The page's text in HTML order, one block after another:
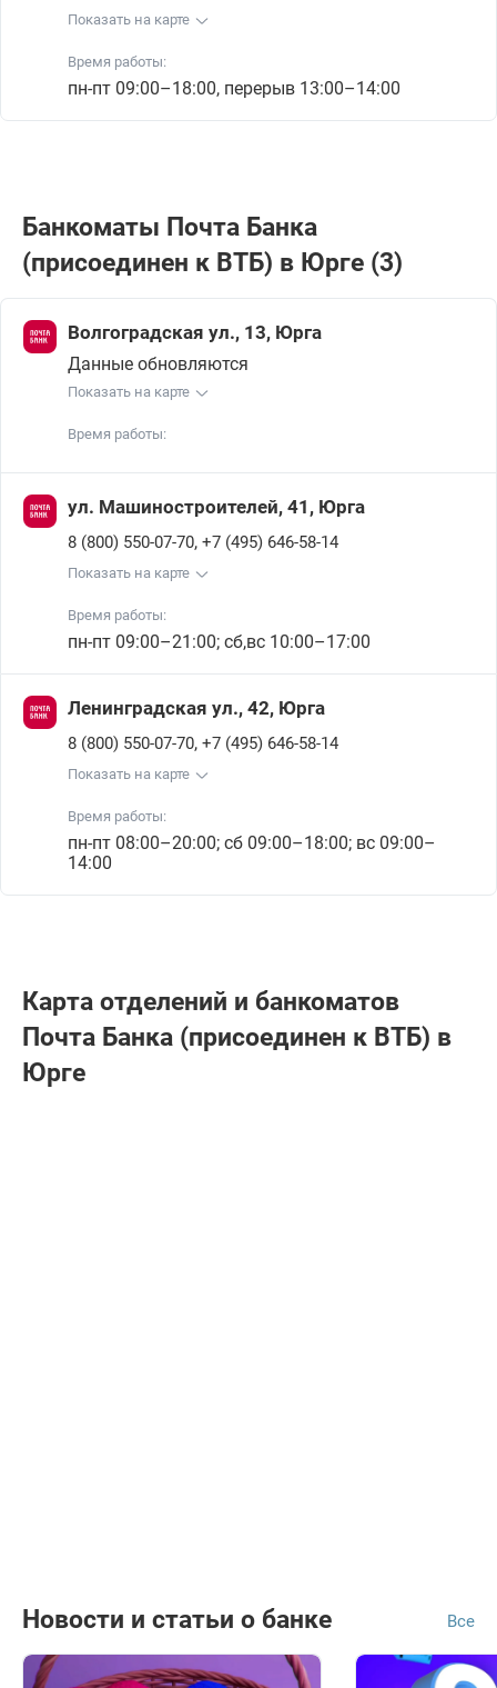
Показать на карте
Время работы:
пн-пт 09:00–18:00, перерыв 13:00–14:00
Банкоматы Почта Банкa
(присоединен к ВТБ) в Юрге (3)
Волгоградская ул., 13, Юрга
Данные обновляются
Показать на карте
Время работы:
ул. Машиностроителей, 41, Юрга
8 (800) 550-07-70, +7 (495) 646-58-14
Показать на карте
Время работы:
пн-пт 09:00–21:00; сб,вс 10:00–17:00
Ленинградская ул., 42, Юрга
8 (800) 550-07-70, +7 (495) 646-58-14
Показать на карте
Время работы:
пн-пт 08:00–20:00; сб 09:00–18:00; вс 09:00–
14:00
Карта отделений и банкоматов
Почта Банкa (присоединен к ВТБ) в
Юрге
Новости и статьи о банке Все